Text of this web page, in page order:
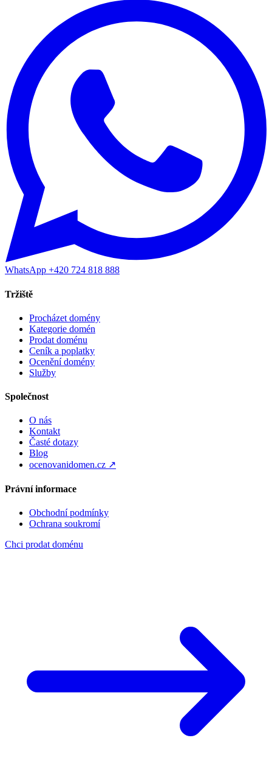
WhatsApp +420 724 818 888
Tržiště
Procházet domény
Kategorie domén
Prodat doménu
Ceník a poplatky
Ocenění domény
Služby
Společnost
O nás
Kontakt
Časté dotazy
Blog
ocenovanidomen.cz ↗
Právní informace
Obchodní podmínky
Ochrana soukromí
Chci prodat doménu